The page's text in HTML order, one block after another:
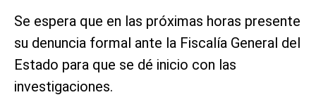
Se espera que en las próximas horas presente
su denuncia formal ante la Fiscalía General del
Estado para que se dé inicio con las
investigaciones.